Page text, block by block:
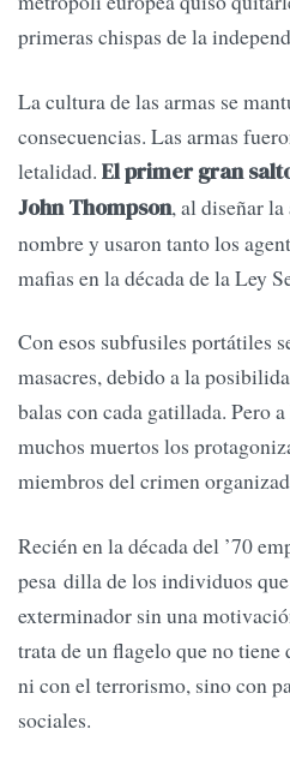
primeras chispas de la
La cultura de las armas se
consecuencias. Las armas
letalidad. El primer gran
John Thompson, al diseñar
nombre y usaron tanto los
mafias en la década de la Ley
Con esos subfusiles portátiles
masacres, debido a la
balas con cada gatillada. Pero
muchos muertos los
miembros del crimen
Recién en la década del ’70
pesa dilla de los individuos
exterminador sin una
trata de un flagelo que no
ni con el terrorismo, sino con
sociales.